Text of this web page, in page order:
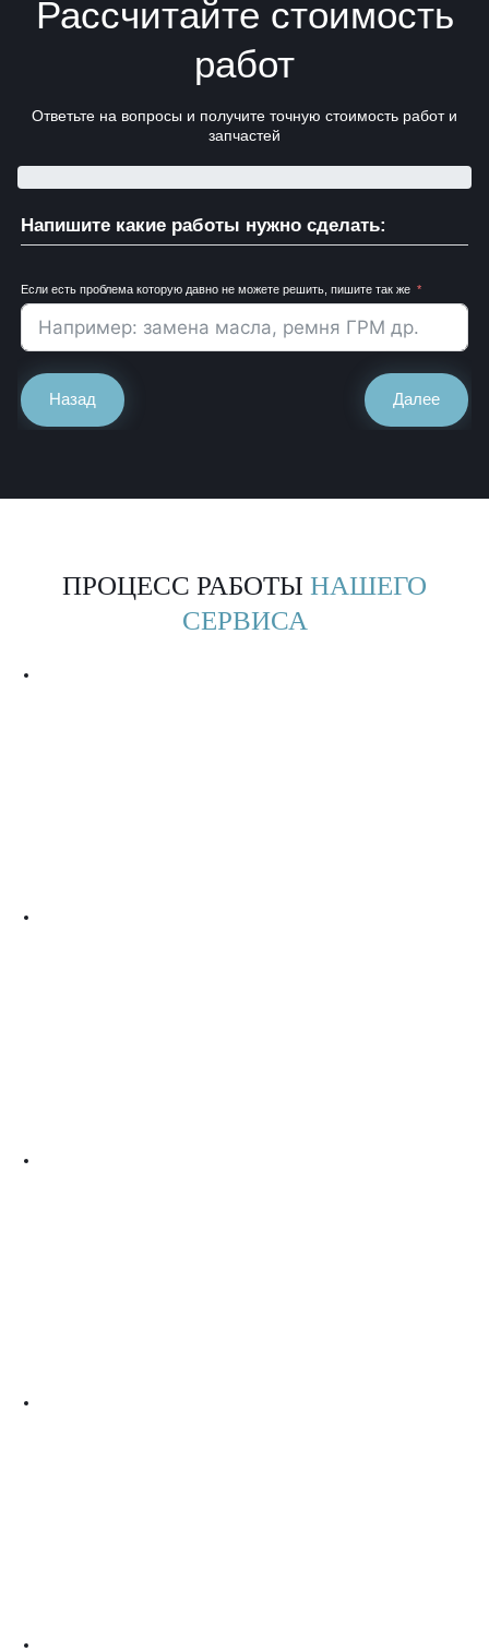
Рассчитайте стоимость
работ
Ответьте на вопросы и получите точную стоимость работ и
запчастей
Напишите какие работы нужно сделать:
Если есть проблема которую давно не можете решить, пишите так же
Назад Далее
ПРОЦЕСС РАБОТЫ НАШЕГО
СЕРВИСА